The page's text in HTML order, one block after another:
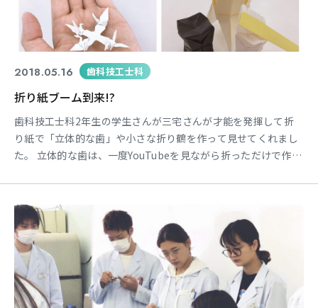
2018.05.16 歯科技工士科
折り紙ブーム到来!?
歯科技工士科2年生の学生さんが三宅さんが才能を発揮して折
り紙で「立体的な歯」や小さな折り鶴を作って見せてくれまし
た。 立体的な歯は、一度YouTubeを見ながら折っただけで作り
すよ(^^)